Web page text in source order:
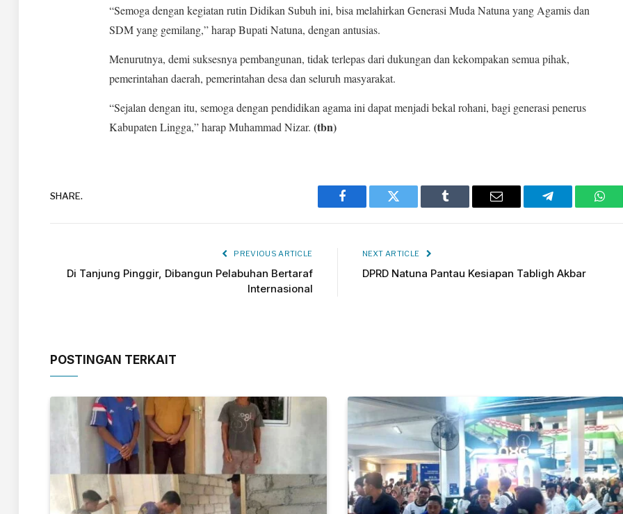
“Semoga dengan kegiatan rutin Didikan Subuh ini, bisa melahirkan Generasi Muda Natuna yang Agamis dan
SDM yang gemilang,” harap Bupati Natuna, dengan antusias.
Menurutnya, demi suksesnya pembangunan, tidak terlepas dari dukungan dan kekompakan semua pihak,
pemerintahan daerah, pemerintahan desa dan seluruh masyarakat.
“Sejalan dengan itu, semoga dengan pendidikan agama ini dapat menjadi bekal rohani, bagi generasi penerus
Kabupaten Lingga,” harap Muhammad Nizar. (tbn)
SHARE.
Facebook Twitter Tumblr Email Telegram
PREVIOUS ARTICLE
Di Tanjung Pinggir, Dibangun Pelabuhan Bertaraf
Internasional
NEXT ARTICLE
DPRD Natuna Pantau Kesiapan Tabligh Akbar
POSTINGAN TERKAIT